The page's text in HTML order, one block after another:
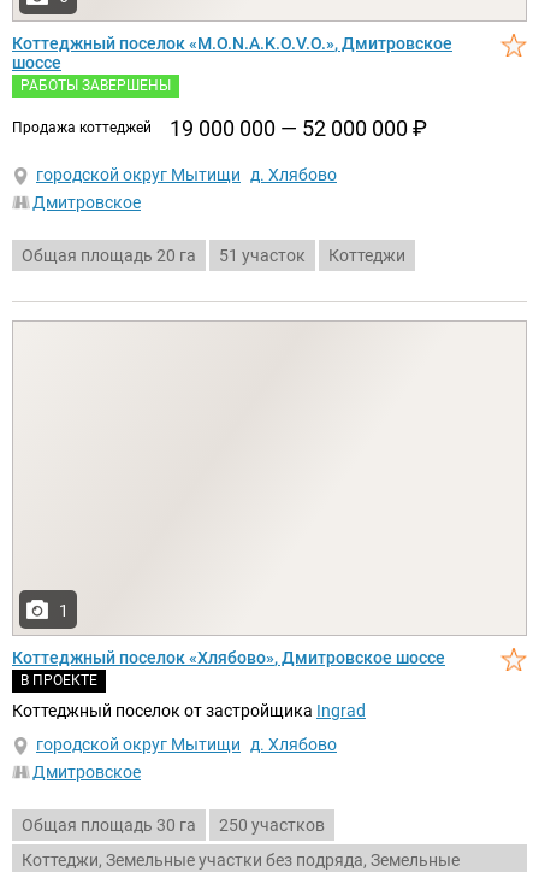
Коттеджный поселок M.O.N.A.K.O.V.O. , Дмитровское
шоссе
РАБОТЫ ЗАВЕРШЕНЫ
продажа коттеджей 19 000 000 — 52 000 000₽
городской округ Мытищи
д. Хлябово
Дмитровское
Общая площадь 20 га 51 участок Коттеджи
1
Коттеджный поселок Хлябово , Дмитровское шоссе
В ПРОЕКТЕ
Коттеджный поселок от застройщика Ingrad
городской округ Мытищи
д. Хлябово
Дмитровское
Общая площадь 30 га
250 участков
Коттеджи, Земельные участки без подряда, Земельные